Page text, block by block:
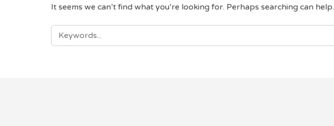
It seems we can’t find what you’re looking for. Perhaps searching can help.
SEARCH
FOR: